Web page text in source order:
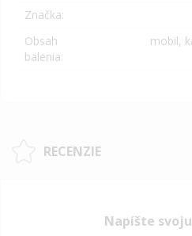
Značka:
Obsah
balenia:
mobil,
RECENZIE
Napíšte